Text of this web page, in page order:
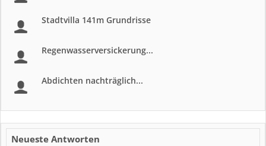
Stadtvilla 141m Grundrisse
Regenwasserversickerung...
Abdichten nachträglich...
Neueste Antworten